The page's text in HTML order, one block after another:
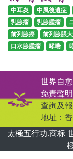
中耳炎 中風後遺症
乳腺瘤
乳腺腫瘤
前列腺癌
前列腺脹大
口水腺腫瘤
哮喘
世界自
免責聲明
查詢及
地址：
太極五行功.商标